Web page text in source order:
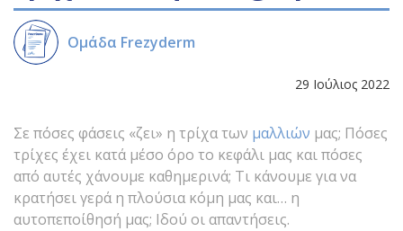
Ομάδα Frezyderm
29 Ιούλιος 2022
Σε πόσες φάσεις «ζει» η τρίχα των μαλλιών μας; Πόσες
τρίχες έχει κατά μέσο όρο το κεφάλι μας και πόσες
από αυτές χάνουμε καθημερινά; Τι κάνουμε για να
κρατήσει γερά η πλούσια κόμη μας και… η
αυτοπεποίθησή μας; Ιδού οι απαντήσεις.